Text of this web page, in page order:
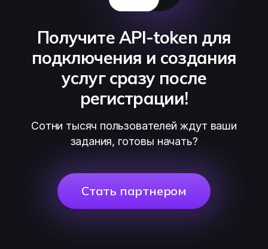
Получите API-token для
подключения и создания
услуг сразу после
регистрации!
Сотни тысяч пользователей ждут ваши
задания, готовы начать?
Стать партнером